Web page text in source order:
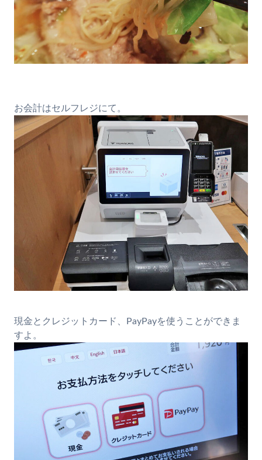
お会計はセルフレジにて。
現金とクレジットカード、PayPayを使うことができま
すよ。